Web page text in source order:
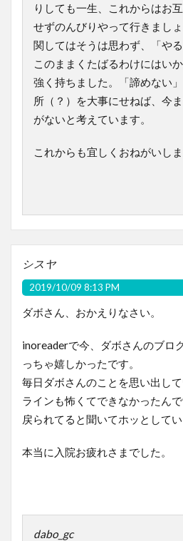
りしても一生、これからはお
せずのんびりやって行きまし
関してはそうは思わず、「や
このままくたばるわけにはい
強く持ちました。「諦めない
所（？）を大事にせねば、今
がないと考えています。
これからも宜しくおねがいしま
シスヤ
2019/10/09 8:13 PM
ダボさん、おかえりなさい。
inoreaderで今、ダボさんのブロ
っちゃ嬉しかったです。
毎日ダボさんのことを思い出して
ラインも怖くてできなかったん
戻られてると聞いてホッとしてい
本当に入院お疲れさまでした。
dabo_gc